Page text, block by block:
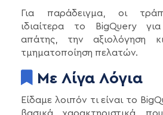
Για παράδειγμα, οι
ιδιαίτερα το BigQuery
απάτης, την αξιολόγηση
τμηματοποίηση πελατών.
Με Λίγα Λόγια
Είδαμε λοιπόν τι είναι το